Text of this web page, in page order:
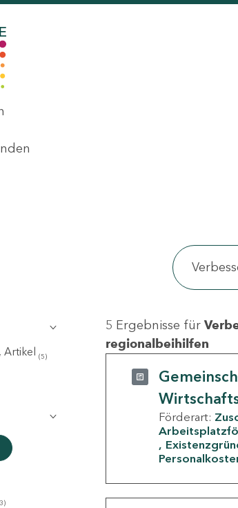
(5)
5 Ergebnisse für
regionalbeihilfen
Förderart: